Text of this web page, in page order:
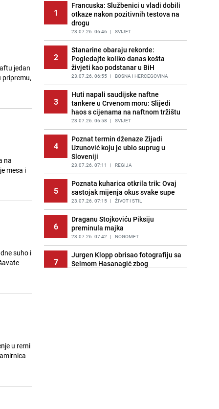
jedan
pripremu,
na
mesa i
suho i
u rerni
12
Šta se dešava u sarajevskom
naselju Vraca? Policija zaprimila
dojavu, izašli na teren
PRIJE 2 DANA | CRNA HRONIKA
13
Pijana sjela za volan: Osiguranje
odbilo isplatu štete na vozilu koje je
slupala Anja Ljubojević
PRIJE 1 DAN | BOSNA I HERCEGOVINA
14
Meteorolozi za danas podigli
upozorenja za 3 regije: Objavljena
prognoza do petka - stiže kiša?
PRIJE 2 DANA | BOSNA I HERCEGOVINA
15
Uklonite kamenac sa slavina u
kupatilu: Dovoljna je ova smjesa
PRIJE 2 DANA ŽIVOT I STIL
1
Francuska: Službenici u vladi dobili
otkaze nakon pozitivnih testova na
drogu
23.07.26. 06:46 | SVIJET
2
Stanarine obaraju rekorde:
Pogledajte koliko danas košta
živjeti kao podstanar u BiH
23.07.26. 06:55 | BOSNA I HERCEGOVINA
3
Huti napali saudijske naftne
tankere u Crvenom moru: Slijedi
haos s cijenama na naftnom tržištu
23.07.26. 06:58 | SVIJET
4
Poznat termin dženaze Zijadi
Uzunović koju je ubio suprug u
Sloveniji
23.07.26. 07:11 | REGIJA
5
Poznata kuharica otkrila trik: Ovaj
sastojak mijenja okus svake supe
23.07.26. 07:15 | ŽIVOT I STIL
6
Draganu Stojkoviću Piksiju
preminula majka
23.07.26. 07:42 | NOGOMET
7
Jurgen Klopp obrisao fotografiju sa
Selmom Hasanagić zbog